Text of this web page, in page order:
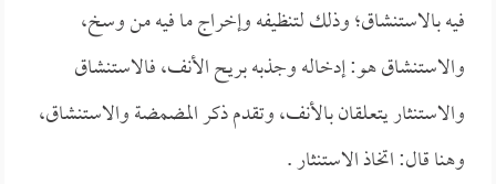
فيه بالاستنشاق؛ وذلك لتنظيفه وإخراج ما فيه من وسخ،
والاستنشاق هو: إدخاله وجذبه بريح الأنف، فالاستنشاق
والاستنثار يتعلقان بالأنف، وتقدم ذكر المضمضة والاستنشاق،
وهنا قال: اتخاذ الاستنثار .